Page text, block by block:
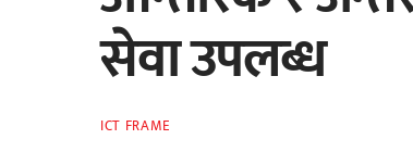
सेवा उपलब्ध
ICT FRAME